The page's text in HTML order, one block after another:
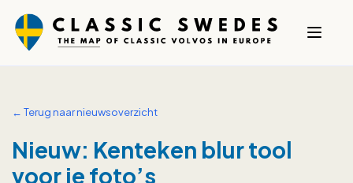
← Terug naar nieuwsoverzicht
Nieuw: Kenteken blur tool
voor je foto’s